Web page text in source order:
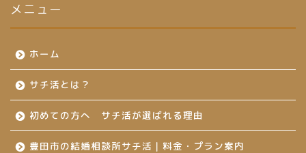
メニュー
ホーム
サチ活とは？
初めての方へ サチ活が選ばれる理由
豊田市の結婚相談所サチ活｜料金・プラン案内